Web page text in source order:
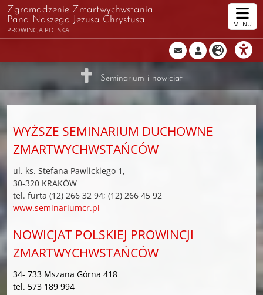
Zgromadzenie Zmartwychwstania
Pana Naszego Jezusa Chrystusa
PROWINCJA POLSKA
MENU
Seminarium i nowicjat
WYŻSZE SEMINARIUM DUCHOWNE
ZMARTWYCHWSTAŃCÓW
ul. ks. Stefana Pawlickiego 1,
30-320 KRAKÓW
tel. furta (12) 266 32 94; (12) 266 45 92
www.seminariumcr.pl
NOWICJAT POLSKIEJ PROWINCJI
ZMARTWYCHWSTAŃCÓW
34- 733 Mszana Górna 418
tel. 573 189 994